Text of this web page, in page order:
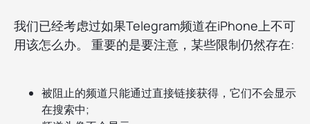
我们已经考虑过如果Telegram频道在iPhone上不可
用该怎么办。 重要的是要注意，某些限制仍然存在:
被阻止的频道只能通过直接链接获得，它们不会显示
在搜索中;